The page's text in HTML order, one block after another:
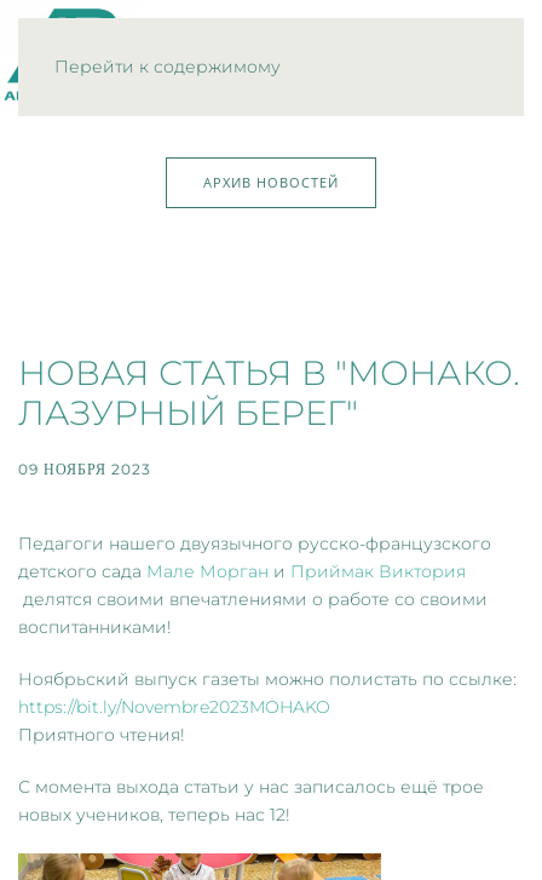
Перейти к содержимому
АРХИВ НОВОСТЕЙ
НОВАЯ СТАТЬЯ В "МОНАКО.
ЛАЗУРНЫЙ БЕРЕГ"
09 НОЯБРЯ 2023
Педагоги нашего двуязычного русско-французского
детского сада Мале Морган и Приймак Виктория
делятся своими впечатлениями о работе со своими
воспитанниками!
Ноябрьский выпуск газеты можно полистать по ссылке:
https://bit.ly/Novembre2023MOHAKO
Приятного чтения!
С момента выхода статьи у нас записалось ещё трое
новых учеников, теперь нас 12!